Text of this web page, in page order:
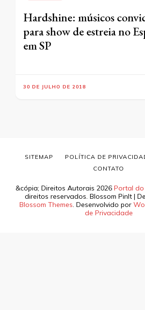
Hardshine: músicos
para show de estreia no
em SP
30 DE JULHO DE 2018
&cópia; Direitos Autorais 2026 Portal do
direitos reservados. Blossom PinIt |
Blossom Themes. Desenvolvido por
de Privacidade
SITEMAP POLÍTICA DE
CONTATO